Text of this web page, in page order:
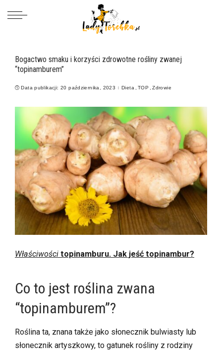
Bogactwo smaku i korzyści zdrowotne rośliny zwanej
“topinamburem”
Data publikacji: 20 października, 2023 Dieta TOP Zdrowie
Właściwości topinamburu. Jak jeść topinambur?
Co to jest roślina zwana
“topinamburem”?
Roślina ta, znana także jako słonecznik bulwiasty lub
słonecznik artyszkowy, to gatunek rośliny z rodziny